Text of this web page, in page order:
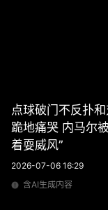
点球破门不反扑
跪地痛哭 内马尔被巴西球迷痛批！ “生死关头想
着耍威风”
2026-07-06 16:29
含AI生成内容